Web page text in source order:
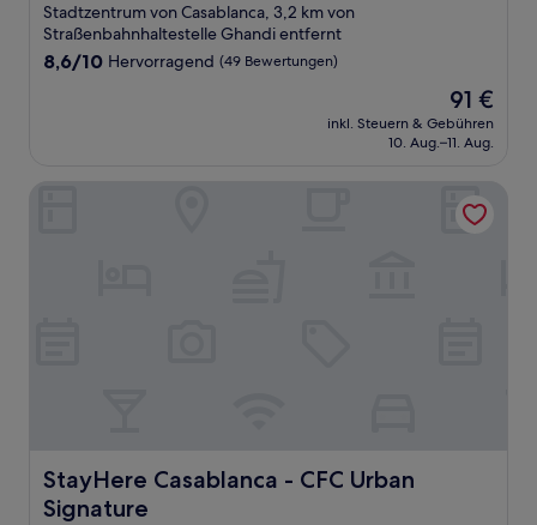
Sterne-
Unterkunft
Stadtzentrum von Casablanca, 3,2 km von
Straßenbahnhaltestelle Ghandi entfernt
8.6
8,6/10 Hervorragend (49 Bewertungen)
Der
Preis
beträgt
91 €
inkl. Steuern & Gebühren
10. Aug.–11. Aug.
StayHere Casablanca - CFC Urban
Signature
StayHere Casablanca - CFC Urban Signature